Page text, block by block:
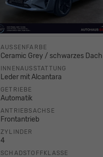
AUSSENFARBE
Ceramic Grey / schwarzes Dach
INNENAUSSTATTUNG
Leder mit Alcantara
GETRIEBE
Automatik
ANTRIEBSACHSE
Frontantrieb
ZYLINDER
4
SCHADSTOFFKLASSE